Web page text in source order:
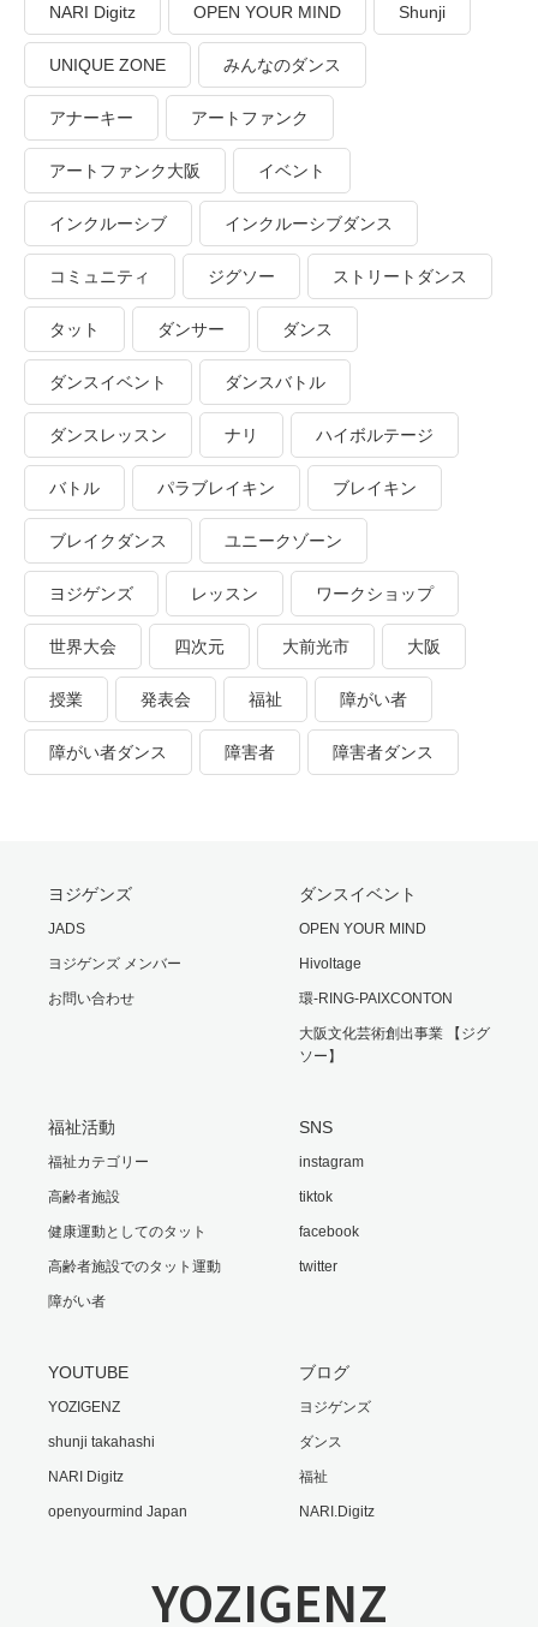
NARI Digitz OPEN YOUR MIND Shunji
UNIQUE ZONE みんなのダンス
アナーキー アートファンク
アートファンク大阪 イベント
インクルーシブ インクルーシブダンス
コミュニティ ジグソー ストリートダンス
タット ダンサー ダンス
ダンスイベント ダンスバトル
ダンスレッスン ナリ ハイボルテージ
バトル パラブレイキン ブレイキン
ブレイクダンス ユニークゾーン
ヨジゲンズ レッスン ワークショップ
世界大会 四次元 大前光市 大阪
授業 発表会 福祉 障がい者
障がい者ダンス 障害者 障害者ダンス
ヨジゲンズ
JADS
ヨジゲンズ メンバー
お問い合わせ
ダンスイベント
OPEN YOUR MIND
Hivoltage
環-RING-PAIXCONTON
大阪文化芸術創出事業 【ジグ
ソー】
福祉活動
福祉カテゴリー
高齢者施設
健康運動としてのタット
高齢者施設でのタット運動
障がい者
SNS
instagram
tiktok
facebook
twitter
YOUTUBE
YOZIGENZ
shunji takahashi
NARI Digitz
openyourmind Japan
ブログ
ヨジゲンズ
ダンス
福祉
NARI.Digitz
YOZIGENZ